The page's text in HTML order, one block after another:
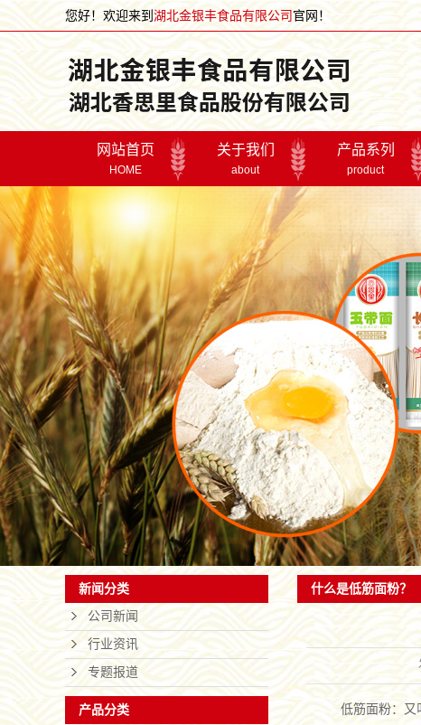
您好！欢迎来到 湖北金银丰食品有限公司官网！
网站首页
HOME
关于我们
about
董事长致词
公司简介
宣传片
企业文化
关怀鼓励
荣誉资质
联系我们
走进金银丰
湖北金银
司，是一家
和销售于一
产品系列
product
面粉系列
礼盒系列
新闻分类
公司新闻
行业资讯
专题报道
产品分类
什么是低筋面粉？
低筋面粉：又